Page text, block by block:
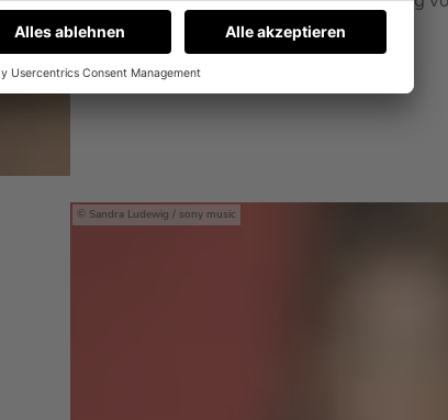
MEHR LESEN
Sandra Ludewig / sony music